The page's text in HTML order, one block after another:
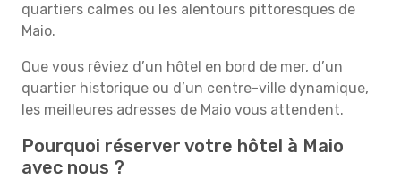
quartiers calmes ou les alentours pittoresques de
Maio.
Que vous rêviez d’un hôtel en bord de mer, d’un
quartier historique ou d’un centre-ville dynamique,
les meilleures adresses de Maio vous attendent.
Pourquoi réserver votre hôtel à Maio
avec nous ?